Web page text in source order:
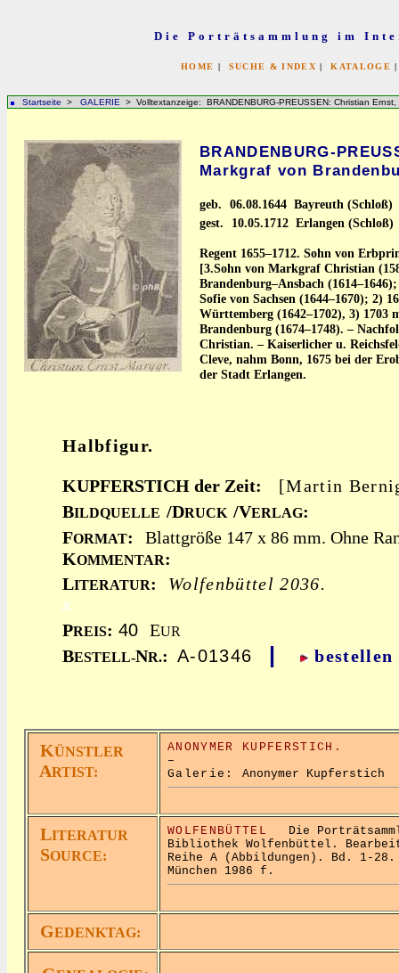
Die Porträtsammlung im
HOME | SUCHE & INDEX |KATALOGE
Startseite > GALERIE > Volltextanzeige: BRANDENBURG-PREUSSEN: Christian
BRANDENBURG-
Markgraf von
geb.
06.08.1644 Bayreuth (Schloß)
gest.
10.05.1712 Erlangen (Schloß)
Regent 1655–1712. Sohn von
[3.Sohn von Markgraf Christian
Brandenburg–Ansbach
Sofie von Sachsen (1644–1670); 2)
Württemberg (1642–1702), 3) 1703
Brandenburg (1674–1748). –
Christian. – Kaiserlicher u.
Cleve, nahm Bonn, 1675 bei der
der Stadt Erlangen.
Halbfigur.
KUPFERSTICH der Zeit:
[Martin
BILDQUELLE /DRUCK /VERLAG:
FORMAT:
Blattgröße 147 x 86 mm. Ohne
KOMMENTAR:
LITERATUR:
Wolfenbüttel 2036.
x
PREIS: 40 EUR
BESTELL-NR.: A-01346 |
KÜNSTLER
ARTIST:
ANONYMER KUPFERSTICH.
–
Galerie: Anonymer Kupferstich
LITERATUR
SOURCE:
WOLFENBÜTTEL
Die
Bibliothek Wolfenbüttel.
Reihe A (Abbildungen). Bd. 1-
München 1986 f.
GEDENKTAG: